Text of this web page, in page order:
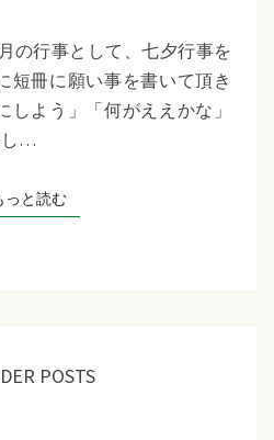
『七
夕
行
の行事として、七夕行事を
短冊に願い事を書いて頂き
しよう」「何がええかな」
し…
っと読むもっと読む
POSTS